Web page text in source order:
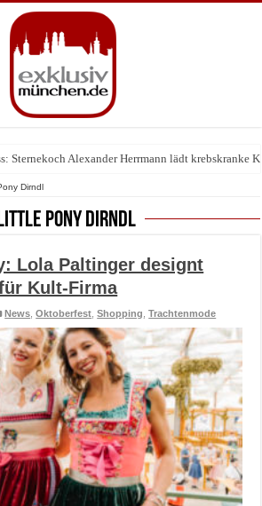
Sternekoch Alexander Herrmann lädt krebskranke
zum Treffpunkt der Lingerie-Branche wurde
Dirndl
Pony Dirndl
Lola Paltinger designt
Kult-Firma
News ,Oktoberfest ,Shopping ,Trachtenmode